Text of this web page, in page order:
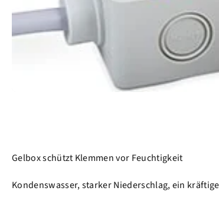
Gelbox schützt Klemmen vor Feuchtigkeit
Kondenswasser, starker Niederschlag, ein